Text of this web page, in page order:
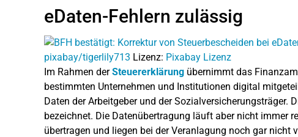
eDaten-Fehlern zulässig
pixabay/tigerlily713 Lizenz: Pixabay Lizenz
Im Rahmen derSteuererklärung übernimmt das
bestimmten Unternehmen und Institutionen digital
Daten der Arbeitgeber und der Sozialversicherungsträger.
bezeichnet. Die Datenübertragung läuft aber nicht immer
übertragen und liegen bei der Veranlagung noch gar